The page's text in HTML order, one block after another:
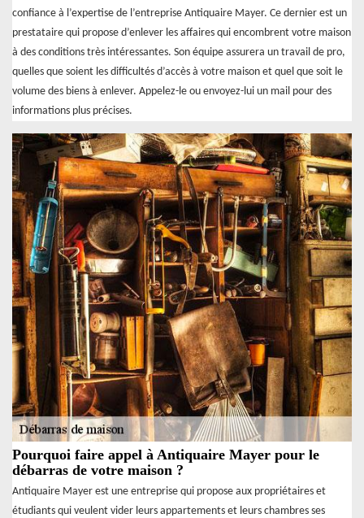
confiance à l’expertise de l’entreprise Antiquaire Mayer. Ce dernier est un
prestataire qui propose d’enlever les affaires qui encombrent votre maison
à des conditions très intéressantes. Son équipe assurera un travail de pro,
quelles que soient les difficultés d’accès à votre maison et quel que soit le
volume des biens à enlever. Appelez-le ou envoyez-lui un mail pour des
informations plus précises.
Pourquoi faire appel à Antiquaire Mayer pour le
débarras de votre maison ?
Antiquaire Mayer est une entreprise qui propose aux propriétaires et
étudiants qui veulent vider leurs appartements et leurs chambres ses